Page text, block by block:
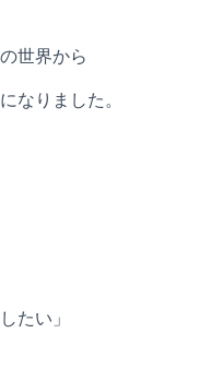
世界から
なりました。
たい」